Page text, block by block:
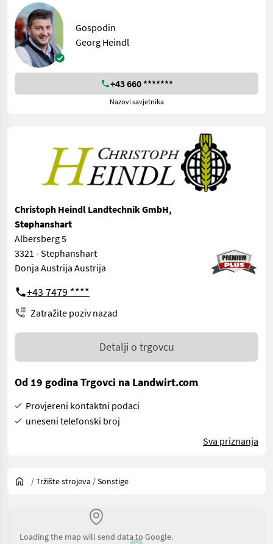
Gospodin
Georg Heindl
+43 660 *******
Nazovi savjetnika
Christoph Heindl Landtechnik GmbH,
Stephanshart
Albersberg 5
3321 - Stephanshart
Donja Austrija Austrija
+43 7479 ****
Zatražite poziv nazad
Detalji o trgovcu
Od 19 godina Trgovci na Landwirt.com
Provjereni kontaktni podaci
uneseni telefonski broj
Sva priznanja
/Tržište strojeva /Sonstige
Loading the map will send data to Google.